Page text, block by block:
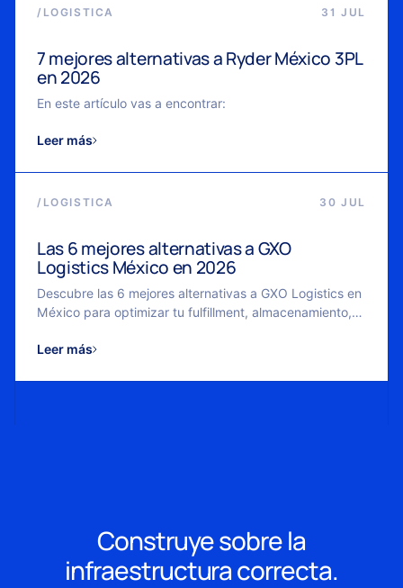
/ LOGISTICA 31 JUL
7 mejores alternativas a Ryder México 3PL
en 2026
En este artículo vas a encontrar:
Leer más
/ LOGISTICA 30 JUL
Las 6 mejores alternativas a GXO
Logistics México en 2026
Descubre las 6 mejores alternativas a GXO Logistics en
México para optimizar tu fulfillment, almacenamiento,
Leer más
Construye sobre la
infraestructura correcta.